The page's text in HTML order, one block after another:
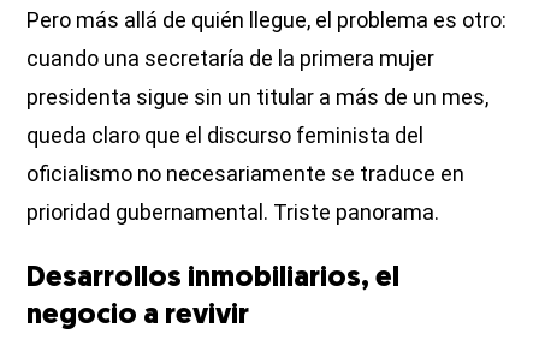
Pero más allá de quién llegue, el problema es otro:
cuando una secretaría de la primera mujer
presidenta sigue sin un titular a más de un mes,
queda claro que el discurso feminista del
oficialismo no necesariamente se traduce en
prioridad gubernamental. Triste panorama.
Desarrollos inmobiliarios, el
negocio a revivir